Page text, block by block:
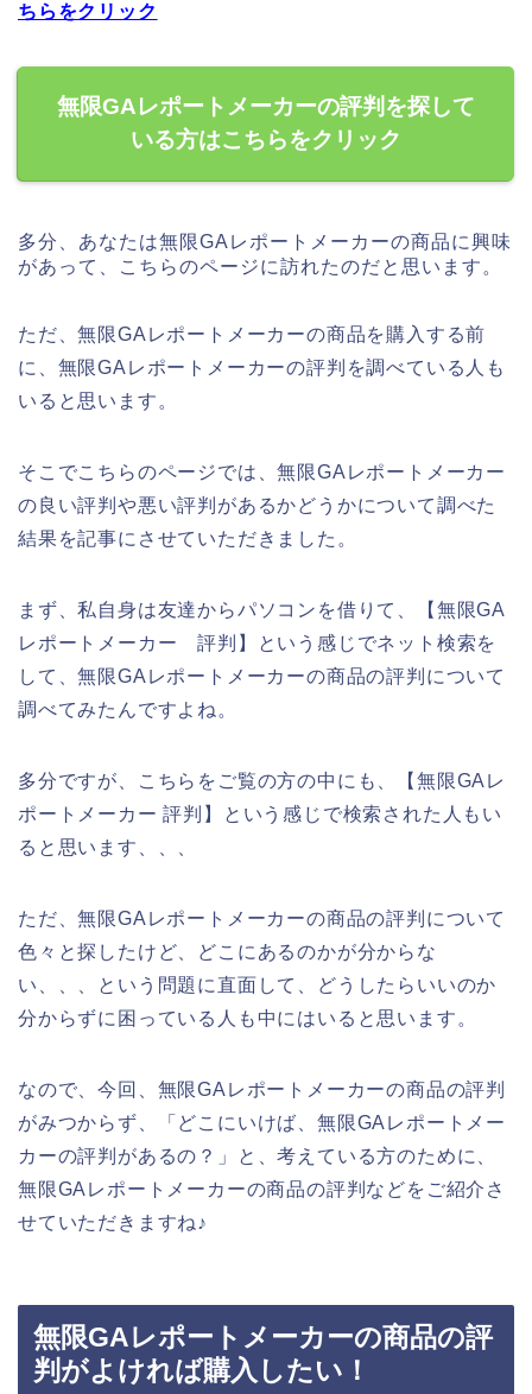
ちらをクリック
無限GAレポートメーカーの評判を探して
いる方はこちらをクリック
多分、あなたは無限GAレポートメーカーの商品に興味
があって、こちらのページに訪れたのだと思います。
ただ、無限GAレポートメーカーの商品を購入する前
に、無限GAレポートメーカーの評判を調べている人も
いると思います。
そこでこちらのページでは、無限GAレポートメーカー
の良い評判や悪い評判があるかどうかについて調べた
結果を記事にさせていただきました。
まず、私自身は友達からパソコンを借りて、【無限GA
レポートメーカー 評判】という感じでネット検索を
して、無限GAレポートメーカーの商品の評判について
調べてみたんですよね。
多分ですが、こちらをご覧の方の中にも、【無限GAレ
ポートメーカー 評判】という感じで検索された人もい
ると思います、、、
ただ、無限GAレポートメーカーの商品の評判について
色々と探したけど、どこにあるのかが分からな
い、、、という問題に直面して、どうしたらいいのか
分からずに困っている人も中にはいると思います。
なので、今回、無限GAレポートメーカーの商品の評判
がみつからず、「どこにいけば、無限GAレポートメー
カーの評判があるの？」と、考えている方のために、
無限GAレポートメーカーの商品の評判などをご紹介さ
せていただきますね♪
無限GAレポートメーカーの商品の評
判がよければ購入したい！